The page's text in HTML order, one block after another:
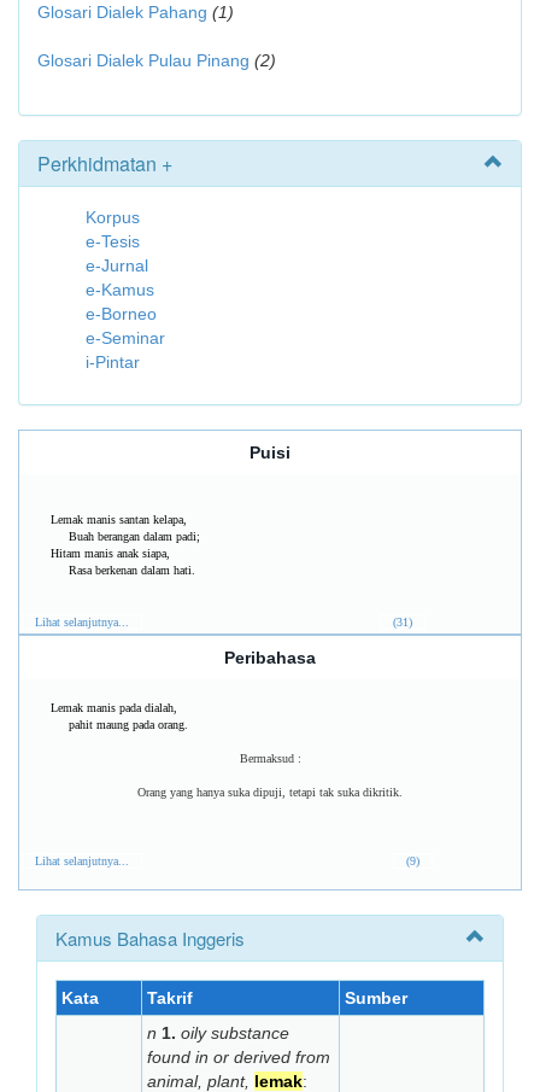
Glosari Dialek Pahang (1)
Glosari Dialek Pulau Pinang (2)
Perkhidmatan +
Korpus
e-Tesis
e-Jurnal
e-Kamus
e-Borneo
e-Seminar
i-Pintar
Puisi
Lemak manis santan kelapa,
Buah berangan dalam padi;
Hitam manis anak siapa,
Rasa berkenan dalam hati.
Lihat selanjutnya... (31)
Peribahasa
Lemak manis pada dialah,
pahit maung pada orang.
Bermaksud :
Orang yang hanya suka dipuji, tetapi tak suka dikritik.
Lihat selanjutnya... (9)
Kamus Bahasa Inggeris
Kata Takrif Sumber
n 1. oily substance
found in or derived from
animal, plant, lemak: